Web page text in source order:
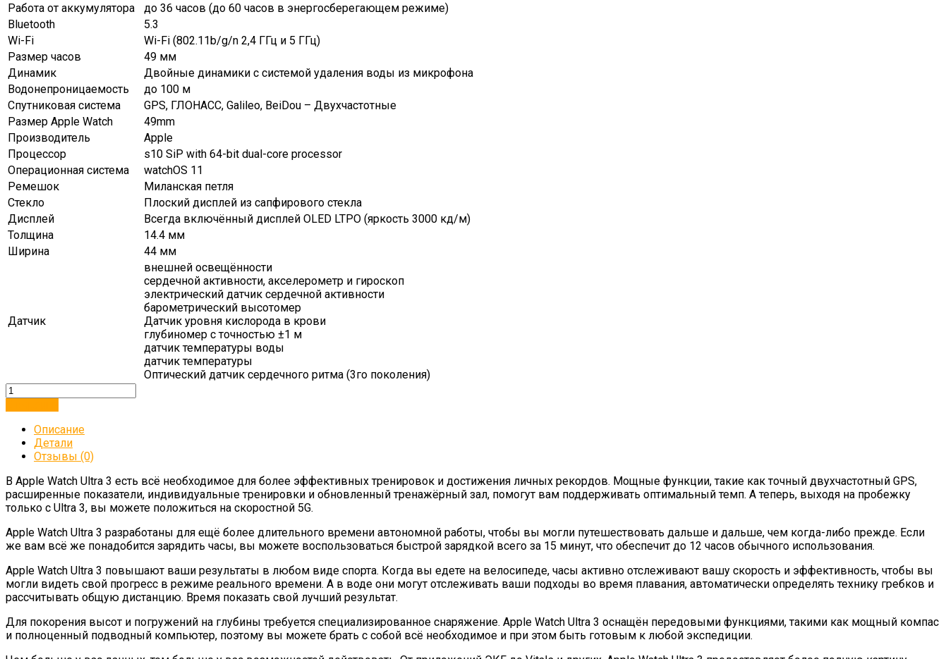
Работа от аккумулятора
до 36 часов (до 60 часов в энергосберегающем режиме)
Bluetooth
5.3
Wi-Fi
Wi-Fi (802.11b/g/n 2,4 ГГц и 5 ГГц)
Размер часов
49 мм
Динамик
Двойные динамики с системой удаления воды из микрофона
Водонепроницаемость
до 100 м
Спутниковая система
GPS, ГЛОНАСС, Galileo, BeiDou – Двухчастотные
Размер Apple Watch
49mm
Производитель
Apple
Процессор
s10 SiP with 64-bit dual-core processor
Операционная система
watchOS 11
Ремешок
Миланская петля
Стекло
Плоский дисплей из сапфирового стекла
Дисплей
Всегда включённый дисплей OLED LTPO (яркость 3000 кд/м)
Толщина
14.4 мм
Ширина
44 мм
Датчик
внешней освещённости
сердечной активности, акселерометр и гироскоп
электрический датчик сердечной активности
барометрический высотомер
Датчик уровня кислорода в крови
глубиномер с точностью ±1 м
датчик температуры воды
датчик температуры
Оптический датчик сердечного ритма (3го поколения)
Описание
Детали
Отзывы (0)
В Apple Watch Ultra 3 есть всё необходимое для более эффективных тренировок и достижения личных рекордов. Мощные функции, такие как точный двухчастотный GPS,
расширенные показатели, индивидуальные тренировки и обновленный тренажёрный зал, помогут вам поддерживать оптимальный темп. А теперь, выходя на пробежку
только с Ultra 3, вы можете положиться на скоростной 5G.
Apple Watch Ultra 3 разработаны для ещё более длительного времени автономной работы, чтобы вы могли путешествовать дальше и дальше, чем когда-либо прежде. Если
же вам всё же понадобится зарядить часы, вы можете воспользоваться быстрой зарядкой всего за 15 минут, что обеспечит до 12 часов обычного использования.
Apple Watch Ultra 3 повышают ваши результаты в любом виде спорта. Когда вы едете на велосипеде, часы активно отслеживают вашу скорость и эффективность, чтобы вы
могли видеть свой прогресс в режиме реального времени. А в воде они могут отслеживать ваши подходы во время плавания, автоматически определять технику гребков и
рассчитывать общую дистанцию. Время показать свой лучший результат.
Для покорения высот и погружений на глубины требуется специализированное снаряжение. Apple Watch Ultra 3 оснащён передовыми функциями, такими как мощный компас
и полноценный подводный компьютер, поэтому вы можете брать с собой всё необходимое и при этом быть готовым к любой экспедиции.